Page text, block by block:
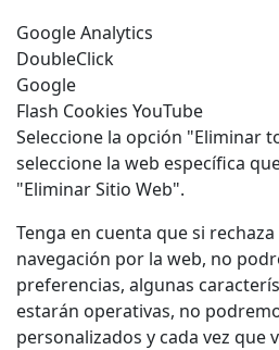
Google Analytics
DoubleClick
Google
Flash Cookies YouTube
Seleccione la opción "Eliminar
seleccione la web específica
"Eliminar Sitio Web".
Tenga en cuenta que si
navegación por la web, no
preferencias, algunas
estarán operativas, no
personalizados y cada vez que